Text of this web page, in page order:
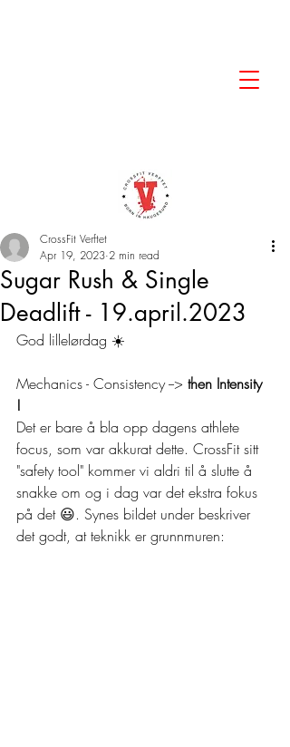
Sugar Rush & Single
Deadlift - 19.april.2023
CrossFit Verftet
Apr 19, 2023 2 min read
God lillelørdag ☀️
Mechanics - Consistency --> then Intensity
!
Det er bare å bla opp dagens athlete
focus, som var akkurat dette. CrossFit sitt
"safety tool" kommer vi aldri til å slutte å
snakke om og i dag var det ekstra fokus
på det 😃. Synes bildet under beskriver
det godt, at teknikk er grunnmuren: